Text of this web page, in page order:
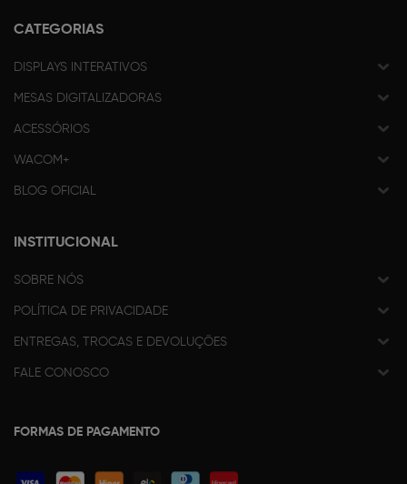
CATEGORIAS
DISPLAYS INTERATIVOS
MESAS DIGITALIZADORAS
ACESSÓRIOS
WACOM+
BLOG OFICIAL
INSTITUCIONAL
SOBRE NÓS
POLÍTICA DE PRIVACIDADE
ENTREGAS, TROCAS E DEVOLUÇÕES
FALE CONOSCO
FORMAS DE PAGAMENTO